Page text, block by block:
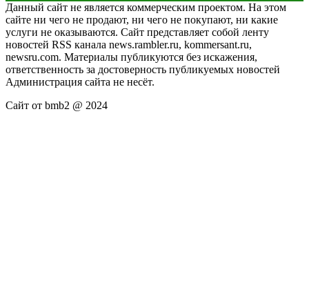
Данный сайт не является коммерческим проектом. На этом
сайте ни чего не продают, ни чего не покупают, ни какие
услуги не оказываются. Сайт представляет собой ленту
новостей RSS канала news.rambler.ru, kommersant.ru,
newsru.com. Материалы публикуются без искажения,
ответственность за достоверность публикуемых новостей
Администрация сайта не несёт.
Сайт от bmb2 @ 2024